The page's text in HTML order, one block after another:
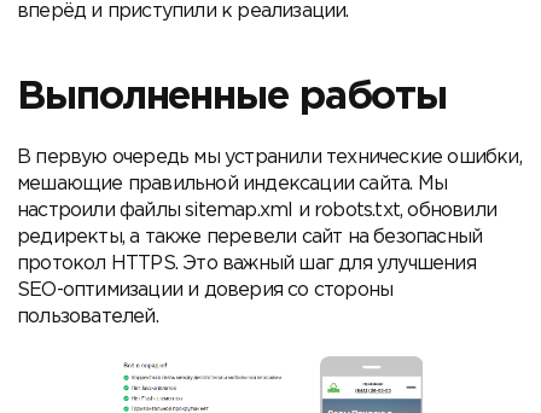
вперёд и приступили к реализации.
Выполненные работы
В первую очередь мы устранили технические ошибки,
мешающие правильной индексации сайта. Мы
настроили файлы sitemap.xml и robots.txt, обновили
редиректы, а также перевели сайт на безопасный
протокол HTTPS. Это важный шаг для улучшения
SEO-оптимизации и доверия со стороны
пользователей.